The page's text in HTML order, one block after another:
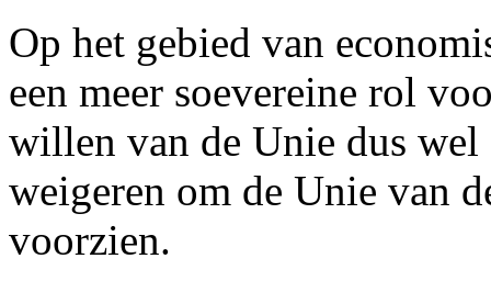
Op het gebied van
een meer soevereine rol
willen van de Unie dus wel
weigeren om de Unie van
voorzien.